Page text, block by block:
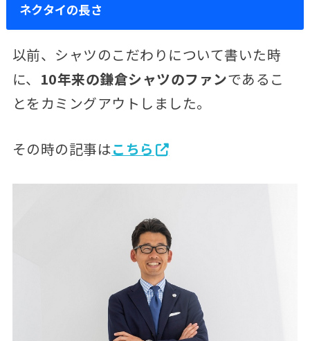
ネクタイの長さ
以前、シャツのこだわりについて書いた時
に、 10年来の鎌倉シャツのファンであるこ
とをカミングアウトしました。
その時の記事はこちら